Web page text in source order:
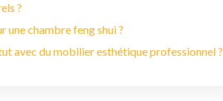
?
une chambre feng shui ?
avec du mobilier esthétique professionnel ?